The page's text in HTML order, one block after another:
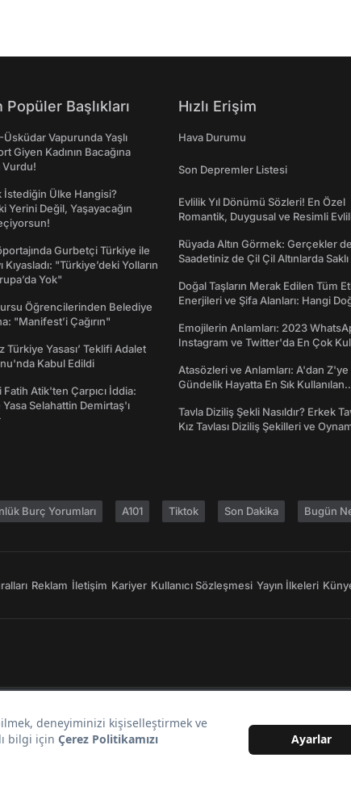
Popüler Başlıkları
Vapurunda Yaşlı
Giyen Kadının Bacağına
Vurdu!
İstediğin Ülke Hangisi?
Yerini Değil, Yaşayacağın
Gurbetçi Türkiye ile
Kıyasladı: "Türkiye’deki Yolların
Yok"
Öğrencilerinden Belediye
"Manifest’i Çağırın"
Türkiye Yasası’ Teklifi Adalet
Kabul Edildi
Atik'ten Çarpıcı İddia:
Selahattin Demirtaş'ı
Hızlı Erişim
Hava Durumu
Son Depremler Listesi
Evlilik Yıl Dönümü Sözleri! En Özel
Romantik, Duygusal ve Resimli
Rüyada Altın Görmek: Gerçekler de
Saadetiniz de Çil Çil Altınlarda
Doğal Taşların Merak Edilen Tüm
Enerjileri ve Şifa Alanları: Hangi
Emojilerin Anlamları: 2023
Instagram ve Twitter'da En Çok
Atasözleri ve Anlamları: A'dan Z'ye
Gündelik Hayatta En Sık Kullanılan
Tavla Diziliş Şekli Nasıldır? Erkek
Kız Tavlası Diziliş Şekilleri ve
Burç Yorumları A101 Tiktok Son Dakika Bugün
Reklam İletişim Kariyer Kullanıcı Sözleşmesi Yayın İlkeleri